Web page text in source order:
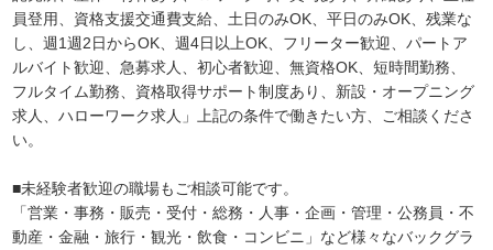
員登用、資格支援交通費支給、土日のみOK、平日のみOK、残業な
し、週1週2日からOK、週4日以上OK、フリーター歓迎、パートア
ルバイト歓迎、急募求人、初心者歓迎、無資格OK、短時間勤務、
フルタイム勤務、資格取得サポート制度あり、新設・オープニング
求人、ハローワーク求人」上記の条件で働きたい方、ご相談くださ
い。
■未経験者歓迎の職場もご相談可能です。
「営業・事務・販売・受付・総務・人事・企画・管理・公務員・不
動産・金融・旅行・観光・飲食・コンビニ」など様々なバックグラ